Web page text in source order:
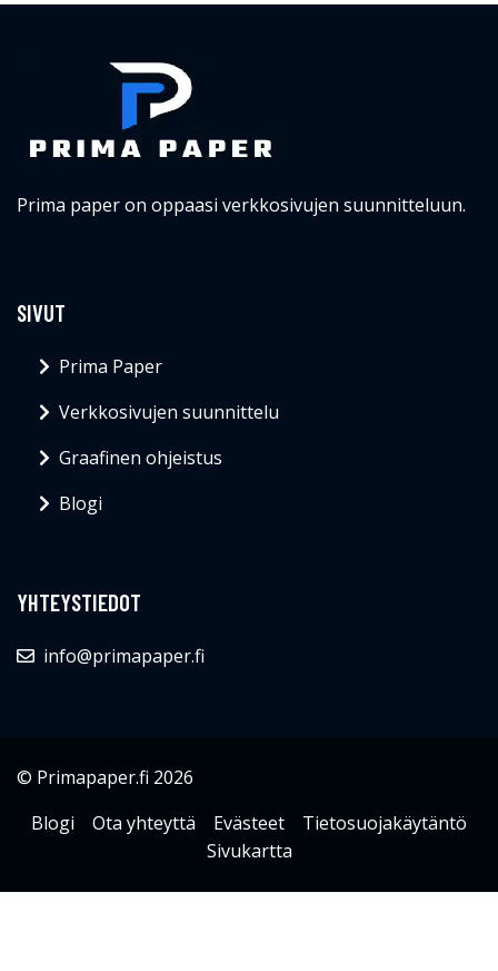
Prima paper on oppaasi verkkosivujen suunnitteluun.
SIVUT
Prima Paper
Verkkosivujen suunnittelu
Graafinen ohjeistus
Blogi
YHTEYSTIEDOT
info@primapaper.fi
© Primapaper.fi 2026
Blogi
Ota yhteyttä Evästeet
Tietosuojakäytäntö
Sivukartta